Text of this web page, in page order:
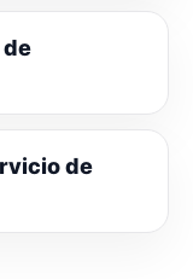
de
de